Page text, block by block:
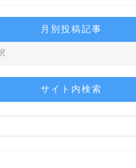
月別投稿記事
サイト内検索